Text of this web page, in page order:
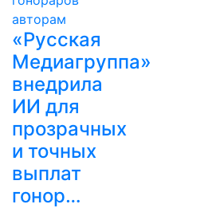
«Русская
Медиагруппа»
внедрила
ИИ для
прозрачных
и точных
выплат
гонор…